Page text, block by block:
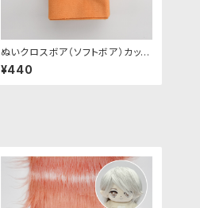
ぬいクロスボア（ソフトボア）カット
クロス（アプリコット）｜清原株式
会社
¥440